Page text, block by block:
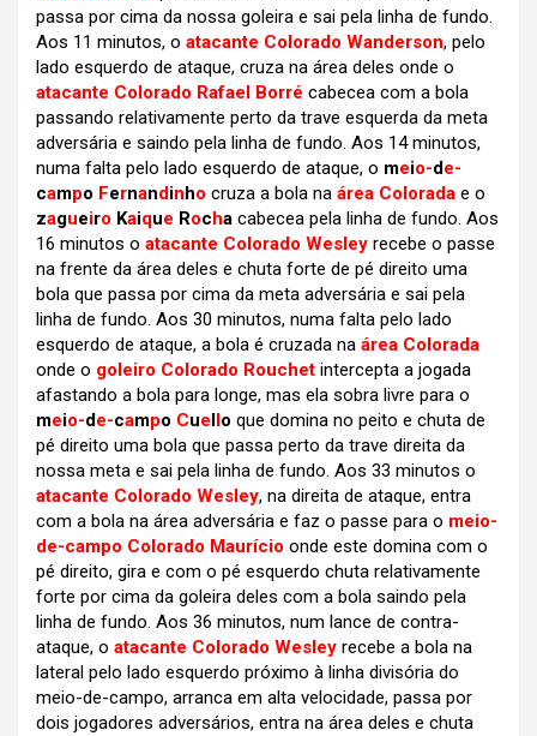
passa por cima da nossa goleira e sai pela linha de fundo.
Aos 11 minutos, o atacante Colorado Wanderson, pelo
lado esquerdo de ataque, cruza na área deles onde o
atacante Colorado Rafael Borré cabecea com a bola
passando relativamente perto da trave esquerda da meta
adversária e saindo pela linha de fundo. Aos 14 minutos,
numa falta pelo lado esquerdo de ataque, o meio-de-
campo Fernandinho cruza a bola na área Colorada e o
zagueiro Kaique Rocha cabecea pela linha de fundo. Aos
16 minutos o atacante Colorado Wesley recebe o passe
na frente da área deles e chuta forte de pé direito uma
bola que passa por cima da meta adversária e sai pela
linha de fundo. Aos 30 minutos, numa falta pelo lado
esquerdo de ataque, a bola é cruzada na área Colorada
onde o goleiro Colorado Rouchet intercepta a jogada
afastando a bola para longe, mas ela sobra livre para o
meio-de-campo Cuello que domina no peito e chuta de
pé direito uma bola que passa perto da trave direita da
nossa meta e sai pela linha de fundo. Aos 33 minutos o
atacante Colorado Wesley, na direita de ataque, entra
com a bola na área adversária e faz o passe para o meio-
de-campo Colorado Maurício onde este domina com o
pé direito, gira e com o pé esquerdo chuta relativamente
forte por cima da goleira deles com a bola saindo pela
linha de fundo. Aos 36 minutos, num lance de contra-
ataque, o atacante Colorado Wesley recebe a bola na
lateral pelo lado esquerdo próximo à linha divisória do
meio-de-campo, arranca em alta velocidade, passa por
dois jogadores adversários, entra na área deles e chuta